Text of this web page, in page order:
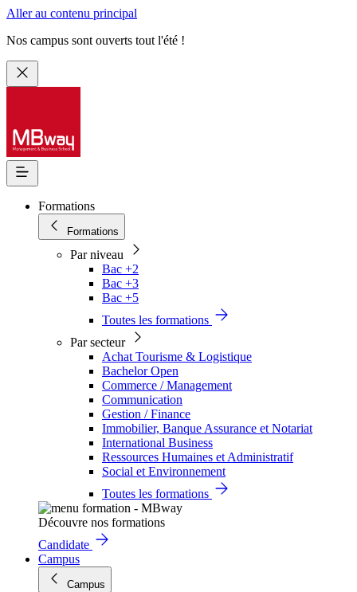
Aller au contenu principal
Nos campus sont ouverts tout l'été !
Formations
Formations
Par niveau
Bac +2
Bac +3
Bac +5
Toutes les formations
Par secteur
Achat Tourisme & Logistique
Bachelor Open
Commerce / Management
Communication
Gestion / Finance
Immobilier, Banque Assurance et Notariat
International Business
Ressources Humaines et Administratif
Social et Environnement
Toutes les formations
Découvre nos formations
Candidate
Campus
Campus